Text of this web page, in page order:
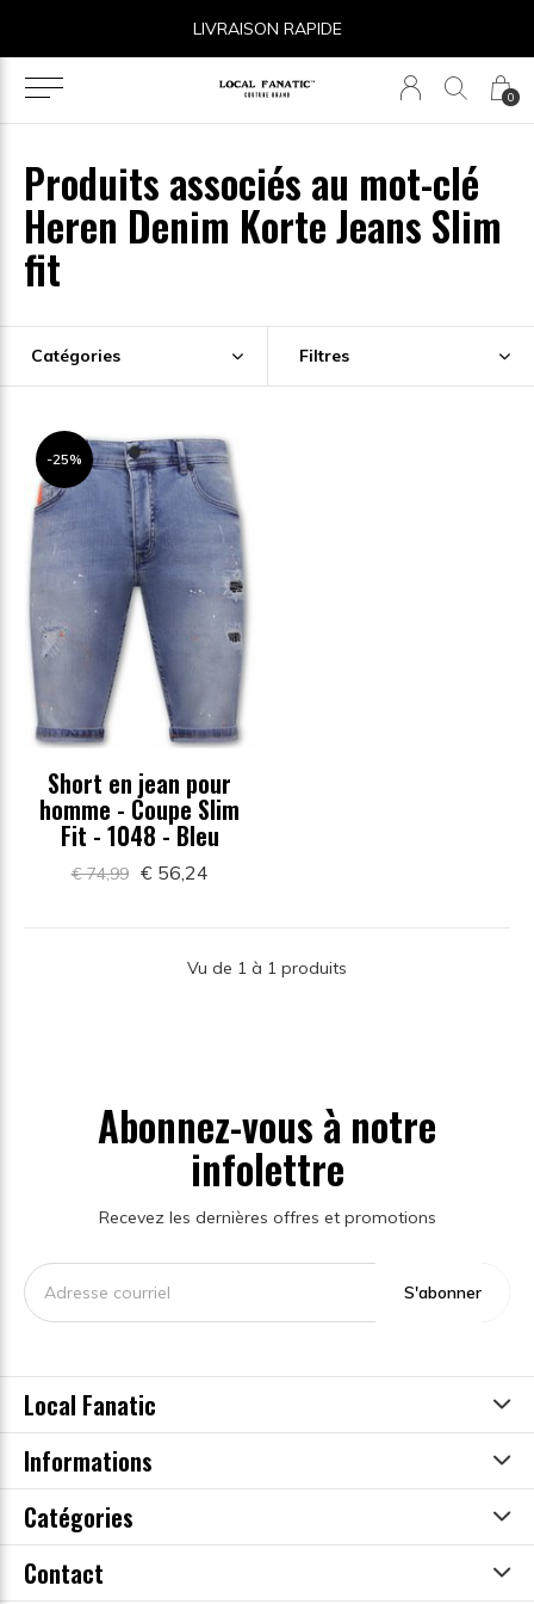
0
LIVRAISON RAPIDE
Produits associés au mot-clé
Heren Denim Korte Jeans Slim
fit
Catégories Filtres
-25%
Short en jean pour
homme - Coupe Slim
Fit - 1048 - Bleu
€ 74,99 € 56,24
Vu de 1 à 1 produits
Abonnez-vous à notre
infolettre
Recevez les dernières offres et promotions
S'abonner
Local Fanatic
Informations
Catégories
Contact